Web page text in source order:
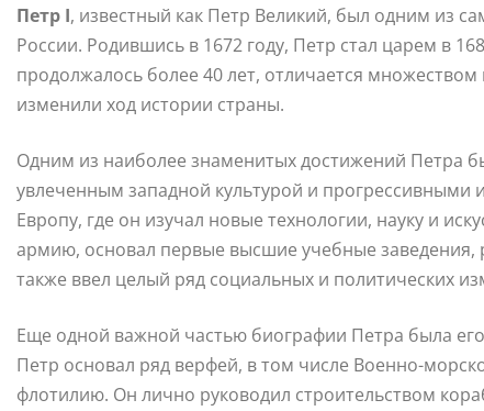
Петр I, известный как Петр Великий, был одним из
России. Родившись в 1672 году, Петр стал царем в
продолжалось более 40 лет, отличается
изменили ход истории страны.
Одним из наиболее знаменитых достижений Петра
увлеченным западной культурой и прогрессивными
Европу, где он изучал новые технологии, науку и
армию, основал первые высшие учебные заведения,
также ввел целый ряд социальных и политических
Еще одной важной частью биографии Петра была
Петр основал ряд верфей, в том числе Военно-
флотилию. Он лично руководил строительством